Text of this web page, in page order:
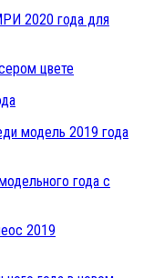
2020 года для
года с